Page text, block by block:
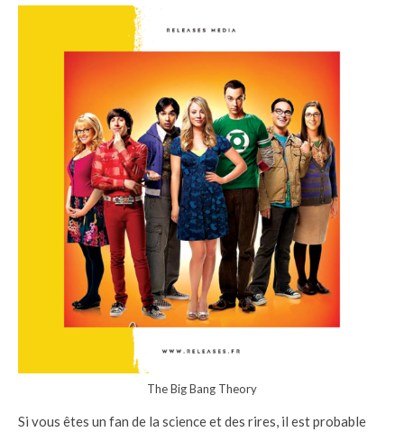
The Big Bang Theory
Si vous êtes un fan de la science et des rires, il est probable